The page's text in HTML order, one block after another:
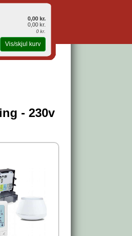
- 230v
0,00 kr.
0,00 kr.
0 kr.
Vis/skjul kurv